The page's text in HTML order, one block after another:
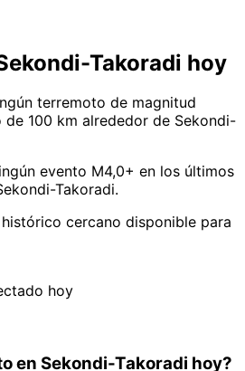
Takoradi hoy
terremoto de magnitud
de 100 km alrededor de Sekondi-
evento M4,0+ en los últimos
Takoradi.
cercano disponible para
hoy
en Sekondi-Takoradi hoy?